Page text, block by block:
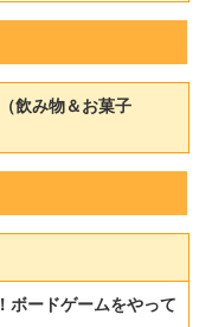
飲み物＆お菓子
ボードゲームをやって